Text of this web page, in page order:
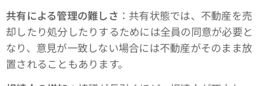
共有による管理の難しさ ：共有状態では、不動産を売
却したり処分したりするためには全員の同意が必要と
なり、意見が一致しない場合には不動産がそのまま放
置されることもあります。